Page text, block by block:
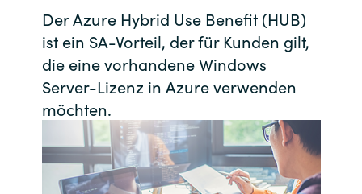
Czechia
Denmark
Estonia
Finland
Kontakt
Karriere
Channel Partner
Der Azure Hybrid Use Benefit (HUB)
ist ein SA-Vorteil, der für Kunden gilt,
die eine vorhandene Windows
Server-Lizenz in Azure verwenden
möchten.